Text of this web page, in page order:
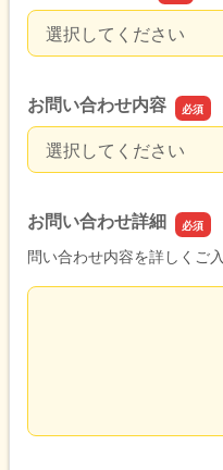
入学希望コース
お問い合わせ内容
お問い合わせ内容
お問い合わせ詳細
問い合わせ内容を詳しくご
お問い合わせ詳細